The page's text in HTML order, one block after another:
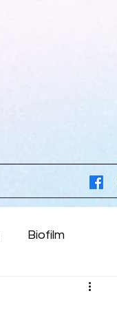
Biofilm